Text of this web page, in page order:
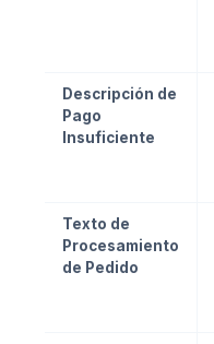
Descripción de
Pago
Insuficiente
Texto de
Procesamiento
de Pedido